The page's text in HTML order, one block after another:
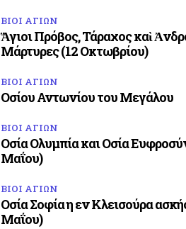
ΒΙΟΙ ΑΓΙΩΝ
Ἅγιοι Πρόβος, Τάραχος καὶ
Μάρτυρες (12 Οκτωβρίου)
ΒΙΟΙ ΑΓΙΩΝ
Οσίου Αντωνίου του Μεγάλου
ΒΙΟΙ ΑΓΙΩΝ
Οσία Ολυμπία και Οσία
Μαΐου)
ΒΙΟΙ ΑΓΙΩΝ
Οσία Σοφία η εν Κλεισούρα
Μαΐου)